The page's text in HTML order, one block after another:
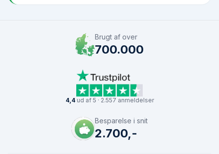
Brugt af over
700.000
4,4ud af 5 · 2.557 anmeldelser
Besparelse i snit
2.700,-